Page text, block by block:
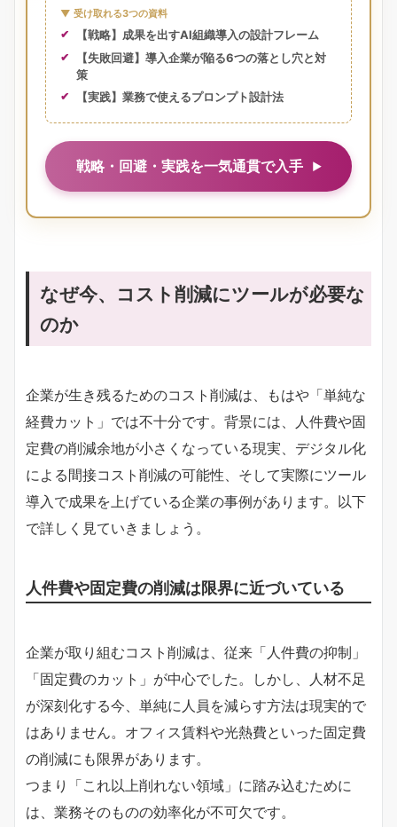
▼ 受け取れる3つの資料
【戦略】成果を出すAI組織導入の設計フレーム
【失敗回避】導入企業が陥る6つの落とし穴と対
策
【実践】業務で使えるプロンプト設計法
戦略・回避・実践を一気通貫で入手
なぜ今、コスト削減にツールが必要な
のか
企業が生き残るためのコスト削減は、もはや「単純な
経費カット」では不十分です。背景には、人件費や固
定費の削減余地が小さくなっている現実、デジタル化
による間接コスト削減の可能性、そして実際にツール
導入で成果を上げている企業の事例があります。以下
で詳しく見ていきましょう。
人件費や固定費の削減は限界に近づいている
企業が取り組むコスト削減は、従来「人件費の抑制」
「固定費のカット」が中心でした。しかし、人材不足
が深刻化する今、単純に人員を減らす方法は現実的で
はありません。オフィス賃料や光熱費といった固定費
の削減にも限界があります。
つまり「これ以上削れない領域」に踏み込むために
は、業務そのものの効率化が不可欠です。